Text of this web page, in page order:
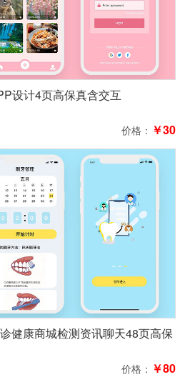
设计4页高保真含交互
价格： ￥30
健康商城检测资讯聊天48页高保
价格： ￥80